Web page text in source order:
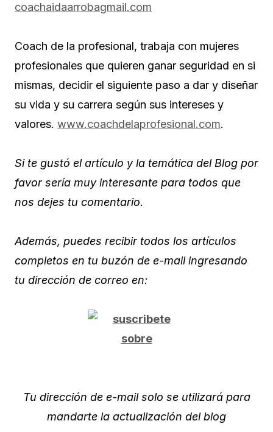
coachaidaarrobagmail.com
Coach de la profesional, trabaja con mujeres
profesionales que quieren ganar seguridad en si
mismas, decidir el siguiente paso a dar y diseñar
su vida y su carrera según sus intereses y
valores. www.coachdelaprofesional.com.
Si te gustó el artículo y la temática del Blog por
favor sería muy interesante para todos que
nos dejes tu comentario.
Además, puedes recibir todos los artículos
completos en tu buzón de e-mail ingresando
tu dirección de correo en:
Tu dirección de e-mail solo se utilizará para
mandarte la actualización del blog